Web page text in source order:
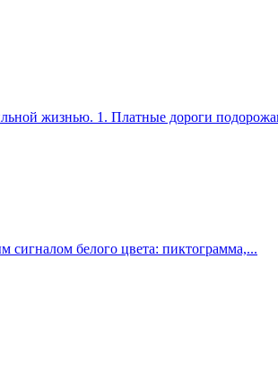
жизнью. 1. Платные дороги
белого цвета: пиктограмма,...